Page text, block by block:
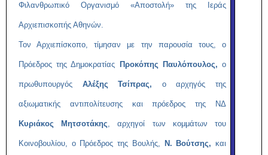
Φιλανθρωπικό Οργανισμό «Αποστολή» της Ιεράς
Αρχιεπισκοπής Αθηνών.
Τον Αρχιεπίσκοπο, τίμησαν με την παρουσία τους, ο
Πρόεδρος της Δημοκρατίας Προκόπης Παυλόπουλος, ο
πρωθυπουργός Αλέξης Τσίπρας, ο αρχηγός της
αξιωματικής αντιπολίτευσης και πρόεδρος της ΝΔ
Κυριάκος Μητσοτάκης, αρχηγοί των κομμάτων του
Κοινοβουλίου, ο Πρόεδρος της Βουλής, Ν. Βούτσης, και